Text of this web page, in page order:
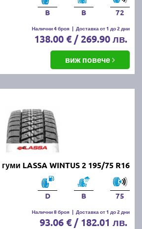
B B 72
Налични 4 броя | Доставка от 1 до 2 дни
138.00 € / 269.90 лв.
виж повече
LASSA WINTUS 2 195/75 R16
D B 75
Налични 8 броя | Доставка от 1 до 2 дни
93.06 € / 182.01 лв.